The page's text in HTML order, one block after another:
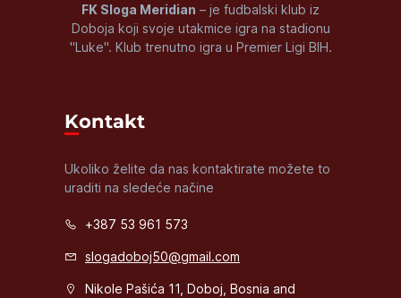
FK Sloga Meridian – je fudbalski klub iz
Doboja koji svoje utakmice igra na stadionu
"Luke". Klub trenutno igra u Premier Ligi BIH.
Kontakt
Ukoliko želite da nas kontaktirate možete to
uraditi na sledeće načine
+387 53 961 573
slogadoboj50@gmail.com
Nikole Pašića 11, Doboj, Bosnia and